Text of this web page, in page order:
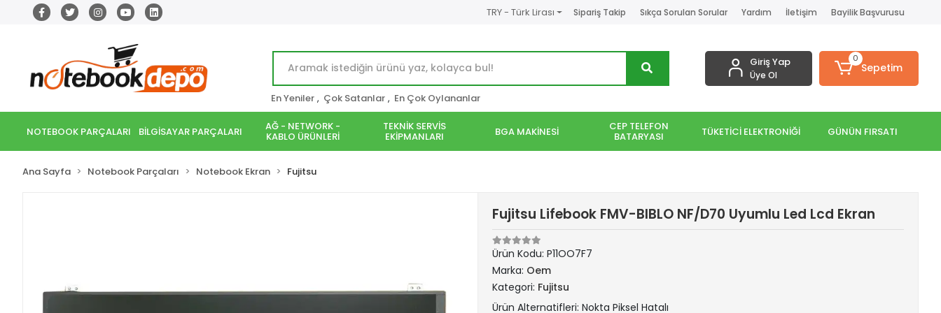
TRY - Türk Lirası Sipariş Takip Sıkça Sorulan Sorular Yardım İletişim Bayilik Başvurusu
En Yeniler , Çok Satanlar , En Çok Oylananlar
Giriş Yap
Üye Ol
0
Sepetim
NOTEBOOK PARÇALARI BİLGİSAYAR PARÇALARI AĞ - NETWORK -
KABLO ÜRÜNLERİ
TEKNİK SERVİS
EKİPMANLARI BGA MAKİNESİ CEP TELEFON
BATARYASI TÜKETİCİ ELEKTRONİĞİ GÜNÜN FIRSATI
Ana Sayfa Notebook Parçaları Notebook Ekran Fujitsu
Fujitsu Lifebook FMV-BIBLO NF/D70 Uyumlu Led Lcd Ekran
Ürün Kodu: P11OO7F7
Marka: Oem
Kategori: Fujitsu
Ürün Alternatifleri: Nokta Piksel Hatalı